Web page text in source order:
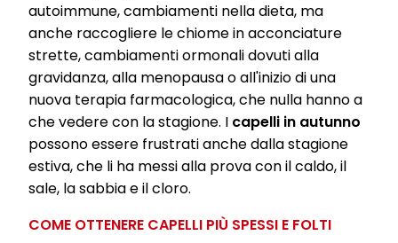
autoimmune, cambiamenti nella dieta, ma
anche raccogliere le chiome in acconciature
strette, cambiamenti ormonali dovuti alla
gravidanza, alla menopausa o all'inizio di una
nuova terapia farmacologica, che nulla hanno a
che vedere con la stagione. I capelli in autunno
possono essere frustrati anche dalla stagione
estiva, che li ha messi alla prova con il caldo, il
sale, la sabbia e il cloro.
COME OTTENERE CAPELLI PIÙ SPESSI E FOLTI